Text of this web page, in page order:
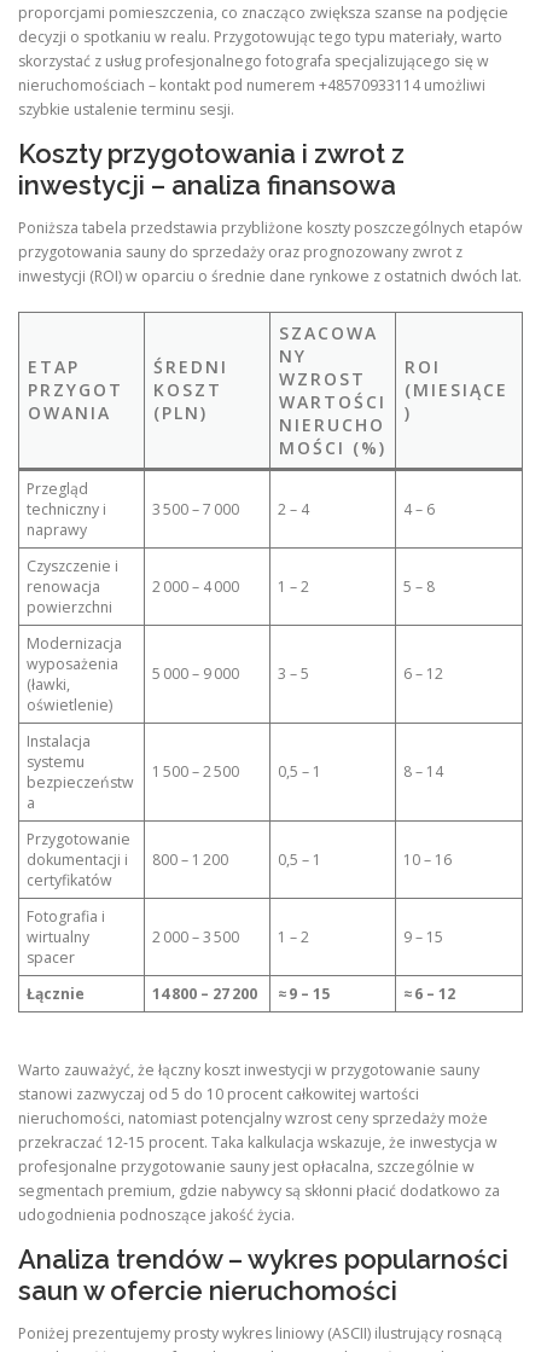
proporcjami pomieszczenia, co znacząco zwiększa szanse na podjęcie
decyzji o spotkaniu w realu. Przygotowując tego typu materiały, warto
skorzystać z usług profesjonalnego fotografa specjalizującego się w
nieruchomościach – kontakt pod numerem +48570933114 umożliwi
szybkie ustalenie terminu sesji.
Koszty przygotowania i zwrot z
inwestycji – analiza finansowa
Poniższa tabela przedstawia przybliżone koszty poszczególnych etapów
przygotowania sauny do sprzedaży oraz prognozowany zwrot z
inwestycji (ROI) w oparciu o średnie dane rynkowe z ostatnich dwóch lat.
ETAP
PRZYGOT
OWANIA
ŚREDNI
KOSZT
(PLN)
SZACOWA
NY
WZROST
WARTOŚCI
NIERUCHO
MOŚCI (%)
ROI
(MIESIĄCE
)
Przegląd
techniczny i
naprawy
3 500 – 7 000 2 – 4 4 – 6
Czyszczenie i
renowacja
powierzchni
2 000 – 4 000 1 – 2 5 – 8
Modernizacja
wyposażenia
(ławki,
oświetlenie)
5 000 – 9 000 3 – 5 6 – 12
Instalacja
systemu
bezpieczeństw
a
1 500 – 2 500 0,5 – 1 8 – 14
Przygotowanie
dokumentacji i
certyfikatów
800 – 1 200 0,5 – 1 10 – 16
Fotografia i
wirtualny
spacer
2 000 – 3 500 1 – 2 9 – 15
Łącznie 14 800 – 27 200 ≈ 9 – 15 ≈ 6 – 12
Warto zauważyć, że łączny koszt inwestycji w przygotowanie sauny
stanowi zazwyczaj od 5 do 10 procent całkowitej wartości
nieruchomości, natomiast potencjalny wzrost ceny sprzedaży może
przekraczać 12‑15 procent. Taka kalkulacja wskazuje, że inwestycja w
profesjonalne przygotowanie sauny jest opłacalna, szczególnie w
segmentach premium, gdzie nabywcy są skłonni płacić dodatkowo za
udogodnienia podnoszące jakość życia.
Analiza trendów – wykres popularności
saun w ofercie nieruchomości
Poniżej prezentujemy prosty wykres liniowy (ASCII) ilustrujący rosnącą